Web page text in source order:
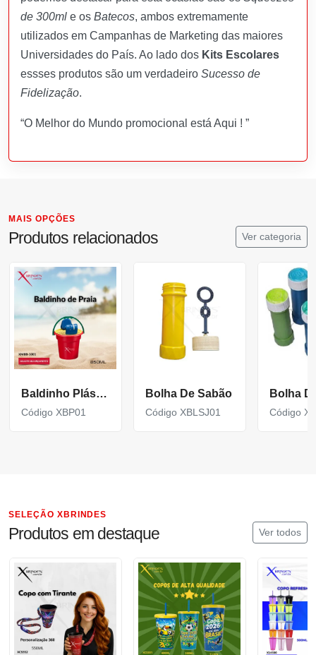
de 300ml e os Batecos, ambos extremamente
utilizados em Campanhas de Marketing das maiores
Universidades do País. Ao lado dos Kits Escolares
essses produtos são um verdadeiro Sucesso de
Fidelização.
“O Melhor do Mundo promocional está Aqui ! ”
MAIS OPÇÕES
Produtos relacionados Ver categoria
Baldinho Plástico de Praia Personalizado XMBB-1001
Código XBP01
Bolha De Sabão
Código XBLSJ01
Bolha
Código
SELEÇÃO XBRINDES
Produtos em destaque Ver todos